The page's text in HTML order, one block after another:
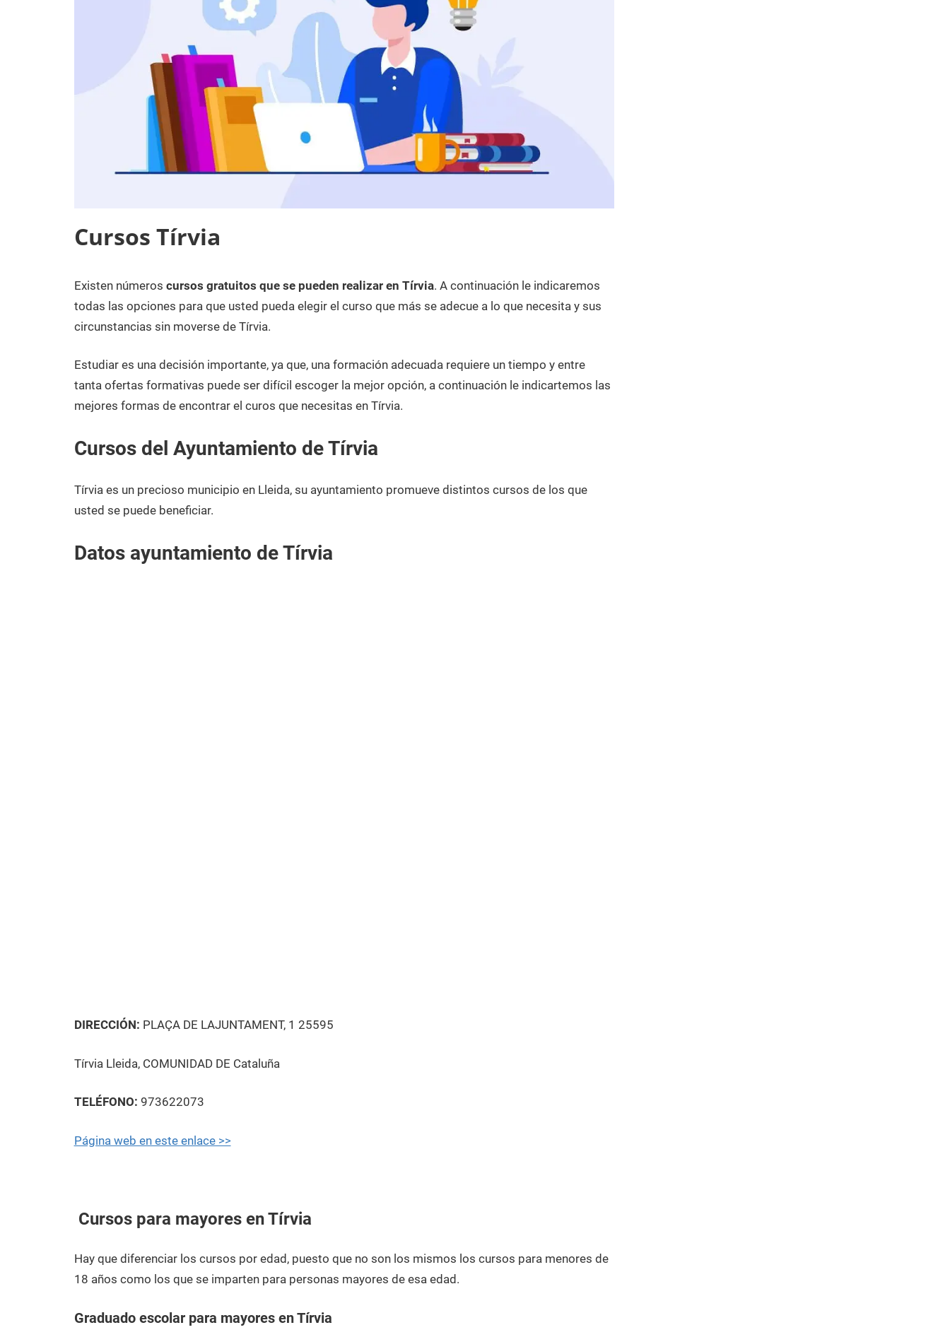
Cursos Tírvia
26
de
noviembre
2020
Maria
Cursos
en
Lleida
Existen números cursos gratuitos que se pueden realizar en Tírvia. A continuación le indicaremos
todas las opciones para que usted pueda elegir el curso que más se adecue a lo que necesita y sus
circunstancias sin moverse de Tírvia.
Estudiar es una decisión importante, ya que, una formación adecuada requiere un tiempo y entre
tanta ofertas formativas puede ser difícil escoger la mejor opción, a continuación le indicartemos las
mejores formas de encontrar el curos que necesitas en Tírvia.
Cursos del Ayuntamiento de Tírvia
Tírvia es un precioso municipio en Lleida, su ayuntamiento promueve distintos cursos de los que
usted se puede beneficiar.
Datos ayuntamiento de Tírvia
DIRECCIÓN: PLAÇA DE LAJUNTAMENT, 1 25595
Tírvia Lleida, COMUNIDAD DE Cataluña
TELÉFONO: 973622073
Página web en este enlace >>
Cursos para mayores en Tírvia
Hay que diferenciar los cursos por edad, puesto que no son los mismos los cursos para menores de
18 años como los que se imparten para personas mayores de esa edad.
Graduado escolar para mayores en Tírvia